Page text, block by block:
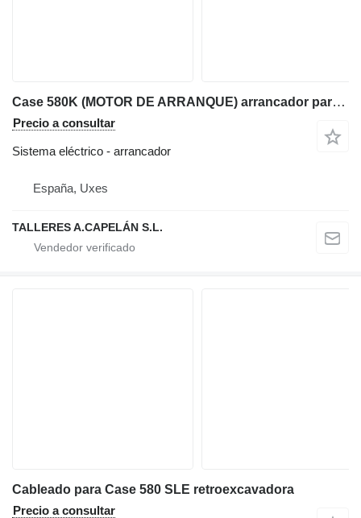
Case 580K (MOTOR DE ARRANQUE) arrancador para Case 580K retroexcavadora
Precio a consultar
Sistema eléctrico - arrancador
España, Uxes
TALLERES A.CAPELÁN S.L.
Cableado para Case 580 SLE retroexcavadora
Precio a consultar